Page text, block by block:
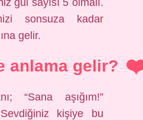
gül sayısı 5 olmalı.
sonsuza kadar
gelir.
anlama gelir?
“Sana aşığım!”
kişiye bu